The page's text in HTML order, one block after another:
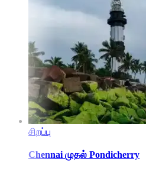
சிறப்பு
Chennai முதல் Pondicherry